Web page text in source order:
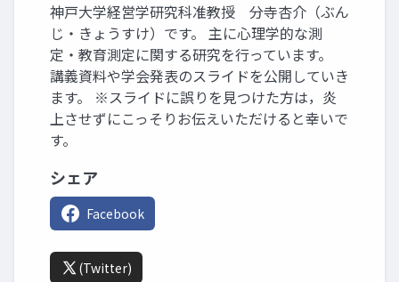
神戸大学経営学研究科准教授 分寺杏介（ぶん
じ・きょうすけ）です。 主に心理学的な測
定・教育測定に関する研究を行っています。
講義資料や学会発表のスライドを公開していき
ます。 ※スライドに誤りを見つけた方は，炎
上させずにこっそりお伝えいただけると幸いで
す。
シェア
Facebook
(Twitter)